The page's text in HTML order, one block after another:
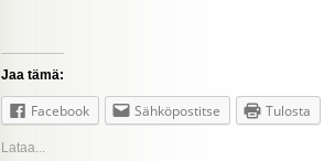
Jaa tämä:
Facebook Sähköpostitse Tulosta
Lataa...